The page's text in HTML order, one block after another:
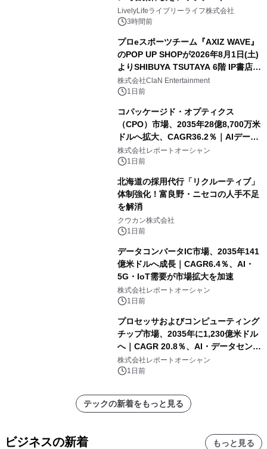
LivelyLifeライブリーライフ株式会社
3時間前
プロeスポーツチーム『AXIZ WAVE』
のPOP UP SHOPが2026年8月1日(土)
よりSHIBUYA TSUTAYA 6階 IP書店で
開催決定！！
株式会社ClaN Entertainment
1日前
コパッケージド・オプティクス
（CPO）市場、2035年28億8,700万米
ドルへ拡大、CAGR36.2％｜AIデータ
センター・高速光通信需要が成長を加
速
株式会社レポートオーシャン
1日前
北海道の採用代行「リクルーティブ」
体制強化！富良野・ニセコの人手不足
を解消
クウカン株式会社
1日前
データコンバータIC市場、2035年141
億米ドルへ成長｜CAGR6.4％、AI・
5G・IoT需要が市場拡大を加速
株式会社レポートオーシャン
1日前
プロセッサおよびコンピューティング
チップ市場、2035年に1,230億米ドル
へ｜CAGR 20.8％、AI・データセンタ
ー需要が成長を牽引
株式会社レポートオーシャン
1日前
テックの新着をもっと見る
ビジネスの新着 もっと見る